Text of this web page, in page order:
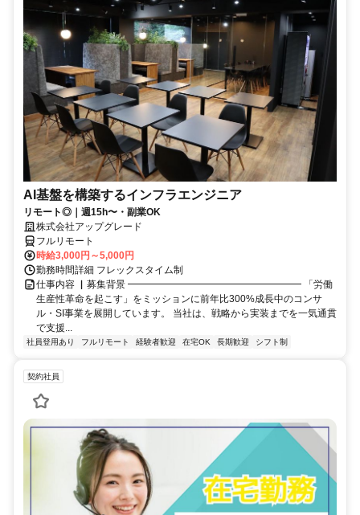
AI基盤を構築するインフラエンジニア
リモート◎｜週15h〜・副業OK
株式会社アップグレード
フルリモート
時給3,000円～5,000円
勤務時間詳細 フレックスタイム制
仕事内容 ▏募集背景 ━━━━━━━━━━━━━━━━━━ 「労働
生産性革命を起こす」をミッションに前年比300%成長中のコンサ
ル・SI事業を展開しています。 当社は、戦略から実装までを一気通貫
で支援...
社員登用あり フルリモート 経験者歓迎 在宅OK 長期歓迎 シフト制
契約社員